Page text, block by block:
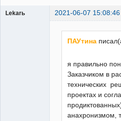
Lekarь 2021-06-07 15:08:46
ПАУтина
я правильно
Заказчиком в
технических
проектах и
анахронизмом,